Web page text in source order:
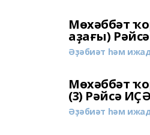
Мөхәббәт
аҙағы)
Әҙәбиәт һәм
Мөхәббәт
(3) Рәйсә
Әҙәбиәт һәм